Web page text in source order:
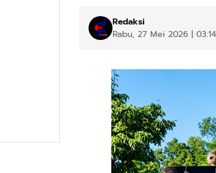
Redaksi
Rabu, 27 Mei 2026 |